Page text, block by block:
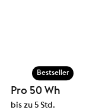
Pro 50 Wh
bis zu 5 Std.
Bestseller